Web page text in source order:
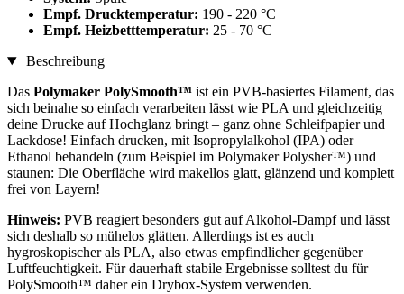
Empf. Drucktemperatur: 190 - 220 °C
Empf. Heizbetttemperatur: 25 - 70 °C
Beschreibung
Das Polymaker PolySmooth™ ist ein PVB-basiertes Filament, das
sich beinahe so einfach verarbeiten lässt wie PLA und gleichzeitig
deine Drucke auf Hochglanz bringt – ganz ohne Schleifpapier und
Lackdose! Einfach drucken, mit Isopropylalkohol (IPA) oder
Ethanol behandeln (zum Beispiel im Polymaker Polysher™) und
staunen: Die Oberfläche wird makellos glatt, glänzend und komplett
frei von Layern!
Hinweis: PVB reagiert besonders gut auf Alkohol-Dampf und lässt
sich deshalb so mühelos glätten. Allerdings ist es auch
hygroskopischer als PLA, also etwas empfindlicher gegenüber
Luftfeuchtigkeit. Für dauerhaft stabile Ergebnisse solltest du für
PolySmooth™ daher ein Drybox-System verwenden.